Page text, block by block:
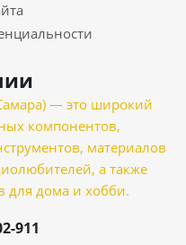
— это широкий
компонентов,
материалов
а также
для дома и хобби.
911